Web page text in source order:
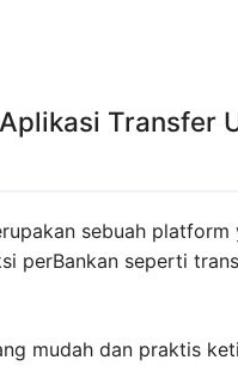
Transfer
sebuah
perBankan seperti
mudah dan praktis